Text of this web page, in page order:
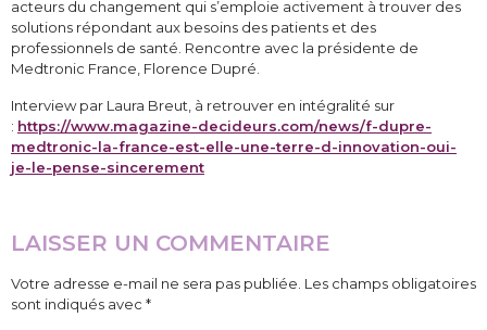
acteurs du changement qui s’emploie activement à trouver des
solutions répondant aux besoins des patients et des
professionnels de santé. Rencontre avec la présidente de
Medtronic France, Florence Dupré.
Interview par Laura Breut, à retrouver en intégralité sur
: https://www.magazine-decideurs.com/news/f-dupre-
medtronic-la-france-est-elle-une-terre-d-innovation-oui-
je-le-pense-sincerement
LAISSER UN COMMENTAIRE
Votre adresse e-mail ne sera pas publiée. Les champs obligatoires
sont indiqués avec *